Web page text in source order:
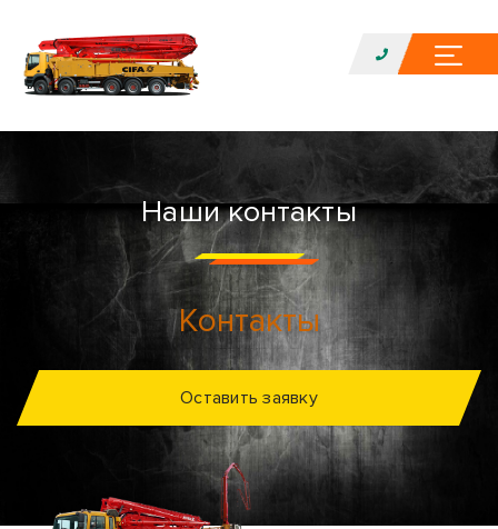
Наши контакты
Контакты
Оставить заявку